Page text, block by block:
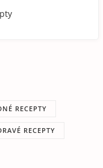
RECEPTY
RECEPTY